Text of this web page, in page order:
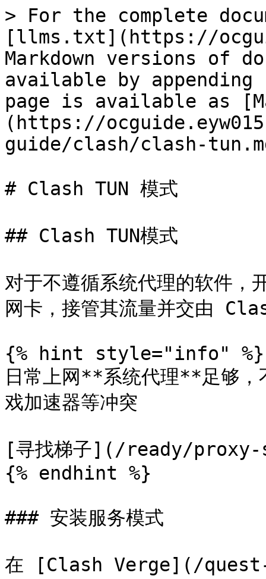
> For the complete
[llms.txt](https://
Markdown versions of
available by
page is available as
(https://
guide/clash/clash-
# Clash TUN 模式
## Clash TUN模式
对于不遵循系统代理的软件，
网卡，接管其流量并交由
{% hint style="info" %}
日常上网**系统代理**足够，
戏加速器等冲突
[寻找梯子](/ready/
{% endhint %}
### 安装服务模式
在 [Clash Verge](/